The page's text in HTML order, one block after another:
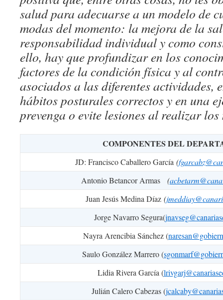
salud para adecuarse a un modelo de
modas del momento: la mejora de la
responsabilidad individual y como
ello, hay que profundizar en los
factores de la condición física y al
asociados a las diferentes actividades,
hábitos posturales correctos y en una
prevenga o evite lesiones al realizar los
COMPONENTES DEL
JD: Francisco Caballero García (fgarcabz@
Antonio Betancor Armas (
Juan Jesús Medina Díaz (jmeddiay@
Jorge Navarro Segura(
Nayra Arencibia Sánchez (
Saulo González Marrero (
Lidia Rivera García (
Julián Calero Cabezas (